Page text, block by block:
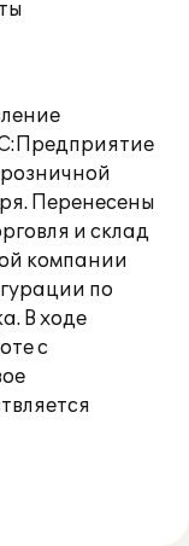
Перенесены
и склад
компании
по
В ходе
с